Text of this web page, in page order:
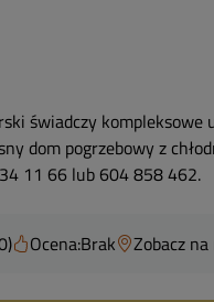
świadczy
dom pogrzebowy z
11 66 lub 604 858 462.
Ocena:Brak Zobacz